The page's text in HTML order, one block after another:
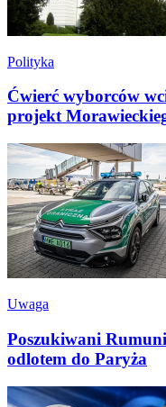
Polityka
Ćwierć wyborców
projekt
Uwaga
Poszukiwani
odlotem do Paryża